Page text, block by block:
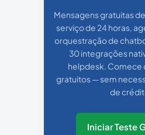
Mensagens gratuitas
serviço de 24 horas,
orquestração de
30 integrações
helpdesk. Comece
gratuitos — sem
de
Iniciar Teste